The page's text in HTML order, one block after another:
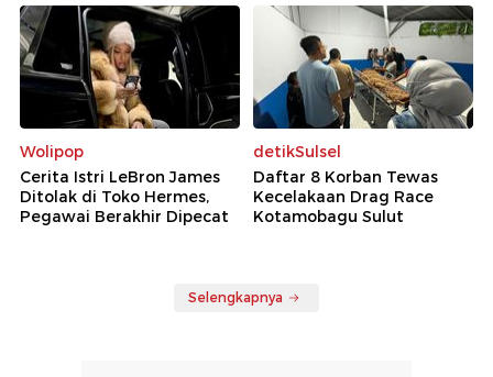
Wolipop
Cerita Istri LeBron James
Ditolak di Toko Hermes,
Pegawai Berakhir Dipecat
detikSulsel
Daftar 8 Korban Tewas
Kecelakaan Drag Race
Kotamobagu Sulut
Selengkapnya